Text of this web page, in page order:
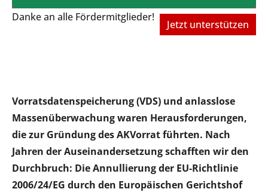
Danke an alle Fördermitglieder!
Jetzt unterstützen
Vorratsdatenspeicherung (VDS) und anlasslose
Massenüberwachung waren Herausforderungen,
die zur Gründung des AKVorrat führten. Nach
Jahren der Auseinandersetzung schafften wir den
Durchbruch: Die Annullierung der EU-Richtlinie
2006/24/EG durch den Europäischen Gerichtshof